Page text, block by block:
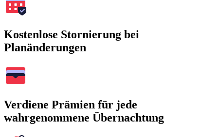
Kostenlose Stornierung bei
Planänderungen
Verdiene Prämien für jede
wahrgenommene Übernachtung